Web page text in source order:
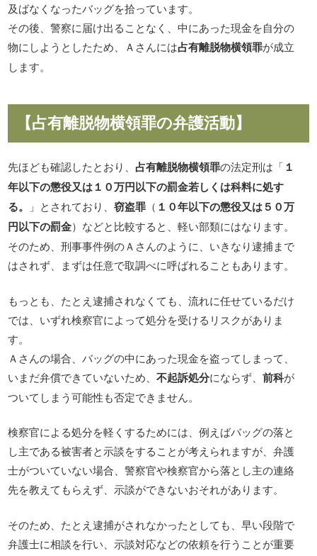
及ばなくなったバッグを拾っています。
その後、警察に届け出ることなく、中にあった現金を自分の
物にしようとしたため、Ａさんには占有離脱物横領罪が成立
します。
【占有離脱物横領罪の弁護活動】
先ほども確認したとおり、占有離脱物横領罪の法定刑は「 １
年以下の懲役又は１０万円以下の罰金若しくは科料に処す
る。
」とされており、窃盗罪 （ １０年以下の懲役又は５０万
円以下の罰金）などと比較すると、軽い部類にはなります。
そのため、刑事事件例のＡさんのように、いきなり逮捕まで
はされず、まずは任意で取調べに呼ばれることもあります。
もっとも、たとえ逮捕されなくても、流れに任せているだけ
では、いずれ検察官によって処分を受けるリスクがありま
す。
Ａさんの場合、バッグの中にあった現金を盗ってしまって、
いまだ弁償できていないため、不起訴処分にならず、前科が
ついてしまう可能性も否定できません。
検察官による処分を軽くするためには、例えばバッグの落と
し主である被害者と示談をすることが考えられますが、弁護
士がついていない場合、警察官や検察官から落とし主の連絡
先を教えてもらえず、示談ができないおそれがあります。
そのため、たとえ逮捕がされなかったとしても、早い段階で
弁護士に相談を行い、示談対応などの依頼を行うことが重要